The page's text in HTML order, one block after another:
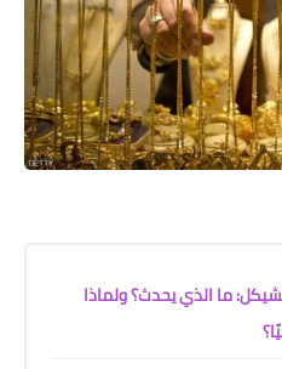
ما الذي يحدث؟ ولماذا